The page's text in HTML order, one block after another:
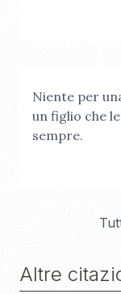
Niente per
un figlio che
sempre.
Altre